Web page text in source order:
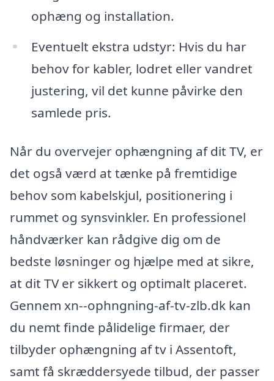
ophæng og installation.
Eventuelt ekstra udstyr: Hvis du har
behov for kabler, lodret eller vandret
justering, vil det kunne påvirke den
samlede pris.
Når du overvejer ophængning af dit TV, er
det også værd at tænke på fremtidige
behov som kabelskjul, positionering i
rummet og synsvinkler. En professionel
håndværker kan rådgive dig om de
bedste løsninger og hjælpe med at sikre,
at dit TV er sikkert og optimalt placeret.
Gennem xn--ophngning-af-tv-zlb.dk kan
du nemt finde pålidelige firmaer, der
tilbyder ophængning af tv i Assentoft,
samt få skræddersyede tilbud, der passer